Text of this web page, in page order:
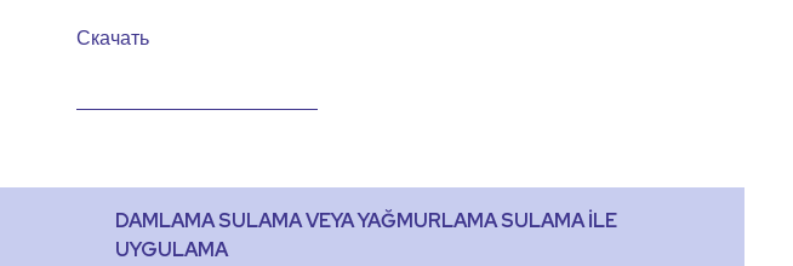
Скачать
DAMLAMA SULAMA VEYA YAĞMURLAMA SULAMA İLE
UYGULAMA